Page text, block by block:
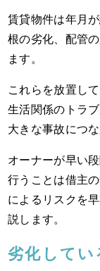
賃貸物件は年月
根の劣化、配管
ます。
これらを放置し
生活関係のトラ
大きな事故につ
オーナーが早い
行うことは借主
によるリスクを
説します。
劣化してい